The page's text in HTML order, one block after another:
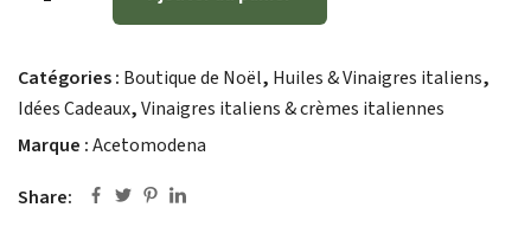
Catégories : Boutique de Noël, Huiles & Vinaigres italiens,
Idées Cadeaux,Vinaigres italiens & crèmes italiennes
Marque :Acetomodena
Share: